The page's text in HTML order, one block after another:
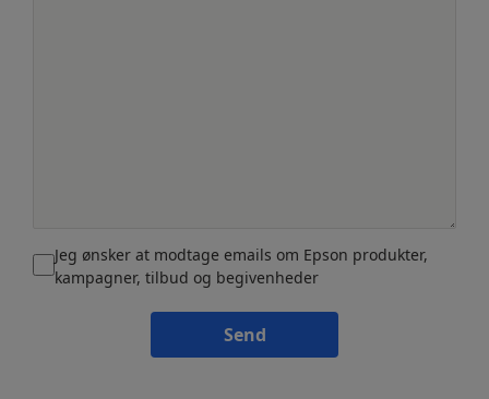
Jeg ønsker at modtage emails om Epson produkter,
kampagner, tilbud og begivenheder
Send